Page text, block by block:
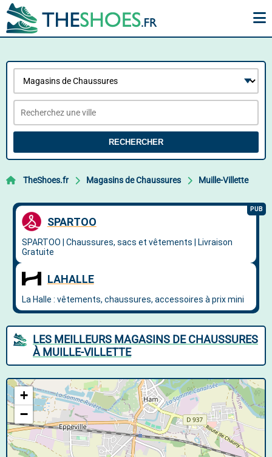
RECHERCHER
TheShoes.fr Magasins de Chaussures Muille-Villette
LES MEILLEURS MAGASINS DE CHAUSSURES
À MUILLE-VILLETTE
+
−